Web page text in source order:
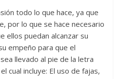
todo lo que hace, ya que
por lo que se hace necesario
ellos puedan alcanzar su
empeño para que el
llevado al pie de la letra
cual incluye: El uso de fajas,